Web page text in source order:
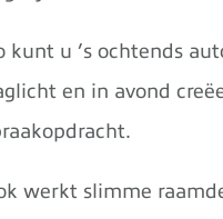
kunt u ’s ochtends
en in avond
werkt slimme